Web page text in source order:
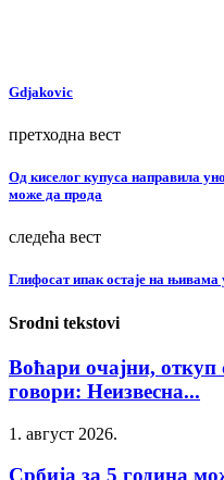
Gdjakovic
претходна вест
Од киселог купуса направила
може да прода
следећа вест
Глифосат ипак остаје на
Srodni tekstovi
Воћари очајни, откуп
говори: Неизвесна...
1. август 2026.
Србија за 5 година